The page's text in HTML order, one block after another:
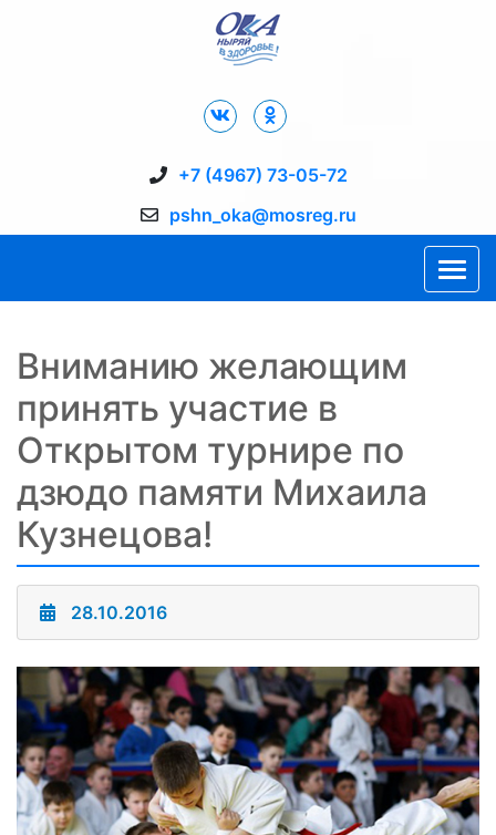
+7 (4967) 73-05-72
pshn_oka@mosreg.ru
Вниманию желающим
принять участие в
Открытом турнире по
дзюдо памяти Михаила
Кузнецова!
28.10.2016